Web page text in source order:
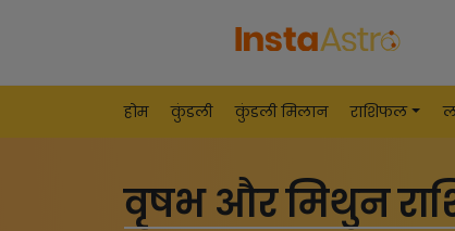
होम कुंडली कुंडली मिलान राशिफल
वृषभ और मिथुन